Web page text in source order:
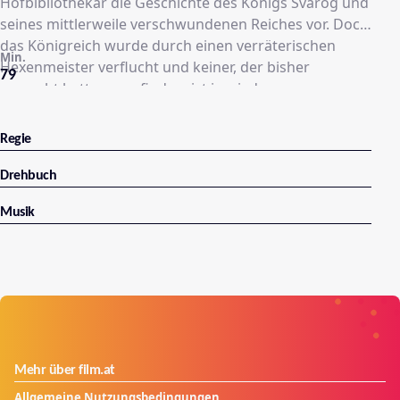
seines mittlerweile verschwundenen Reiches vor. Doch
das Königreich wurde durch einen verräterischen
Hexenmeister verflucht und keiner, der bisher
versucht hatte es zu finden, ist je wieder
79
Min.
Regie
Drehbuch
Musik
Mehr über film.at